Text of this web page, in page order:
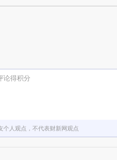
论得积分
个人观点，不代表财新网观点